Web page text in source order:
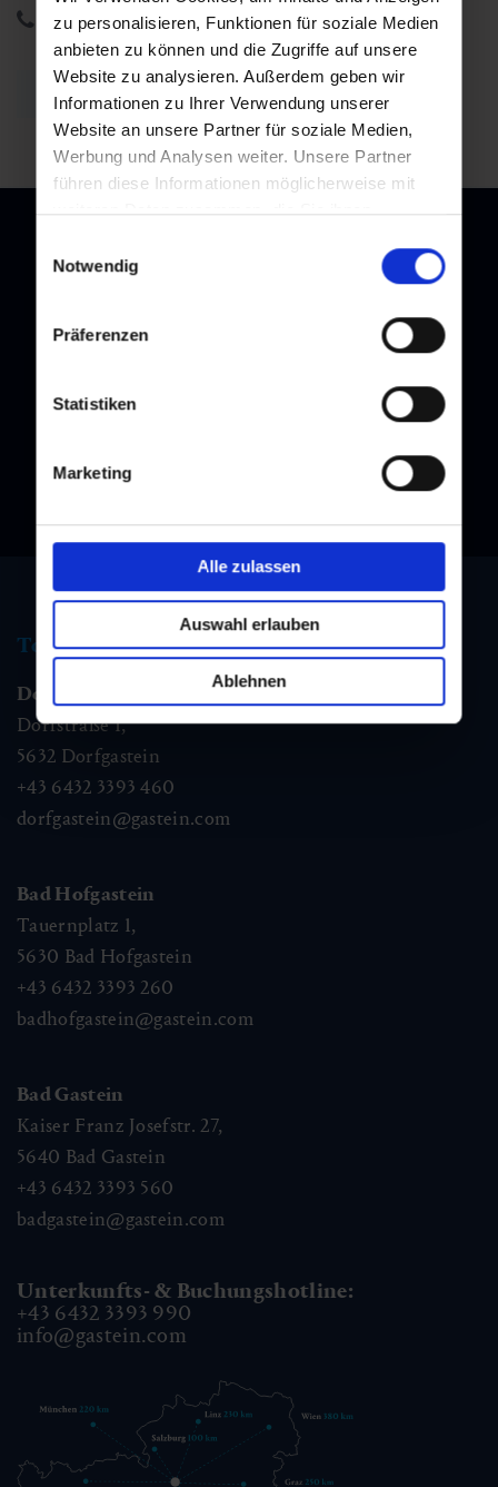
zu personalisieren, Funktionen für soziale Medien
anbieten zu können und die Zugriffe auf unsere
Website zu analysieren. Außerdem geben wir
Informationen zu Ihrer Verwendung unserer
Website an unsere Partner für soziale Medien,
Werbung und Analysen weiter. Unsere Partner
führen diese Informationen möglicherweise mit
weiteren Daten zusammen, die Sie ihnen
Nutzung der Dienste gesammelt haben.
Notwendig
Präferenzen
Statistiken
Marketing
Alle zulassen
Auswahl erlauben
Ablehnen
+43 6432 3393 460
Zurück zur Übersicht
Melden Sie sich bei unserem Newsletter an, und bleiben Sie
Tourismus Information
Dorfgastein
Dorfstraße 1,
5632 Dorfgastein
+43 6432 3393 460
dorfgastein@gastein.com
Bad Hofgastein
Tauernplatz 1,
5630 Bad Hofgastein
+43 6432 3393 260
badhofgastein@gastein.com
Bad Gastein
Kaiser Franz Josefstr. 27,
5640 Bad Gastein
+43 6432 3393 560
badgastein@gastein.com
Unterkunfts- & Buchungshotline:
+43 6432 3393 990
info@gastein.com